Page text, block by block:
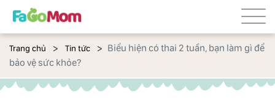
Trang chủ Tin tức
Biểu hiện có thai 2 tuần, bạn làm gì để
bảo vệ sức khỏe?